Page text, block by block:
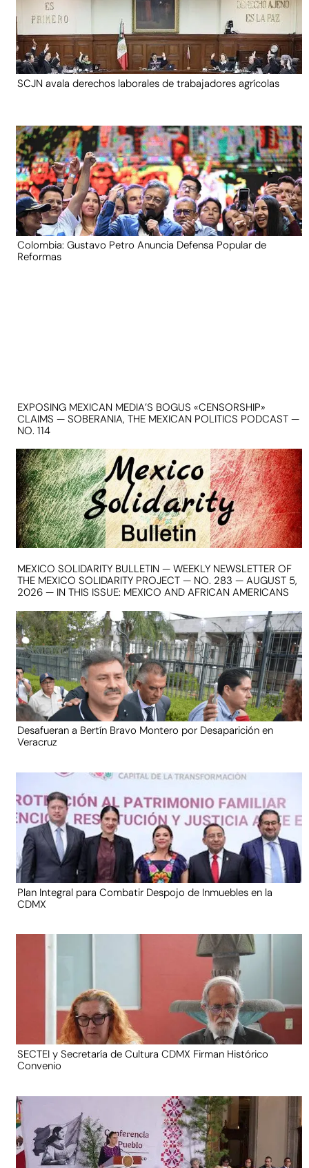
SCJN avala derechos laborales de trabajadores agrícolas
Colombia: Gustavo Petro Anuncia Defensa Popular de
Reformas
EXPOSING MEXICAN MEDIA’S BOGUS «CENSORSHIP»
CLAIMS — SOBERANIA, THE MEXICAN POLITICS PODCAST —
NO. 114
MEXICO SOLIDARITY BULLETIN — WEEKLY NEWSLETTER OF
THE MEXICO SOLIDARITY PROJECT — NO. 283 — AUGUST 5,
2026 — IN THIS ISSUE: MEXICO AND AFRICAN AMERICANS
Desafueran a Bertín Bravo Montero por Desaparición en
Veracruz
Plan Integral para Combatir Despojo de Inmuebles en la
CDMX
SECTEI y Secretaría de Cultura CDMX Firman Histórico
Convenio